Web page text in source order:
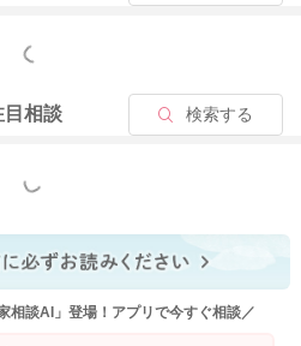
と見る
目相談 検索する
と見る
相談AI」登場！アプリで今すぐ相談／